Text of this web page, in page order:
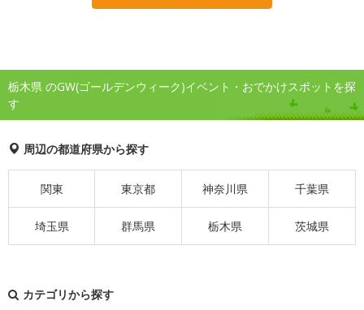
栃木県 のGW(ゴールデンウィーク)イベント・おでかけスポットを探
す
周辺の都道府県から探す
関東 東京都 神奈川県 千葉県
埼玉県 群馬県 栃木県 茨城県
カテゴリから探す